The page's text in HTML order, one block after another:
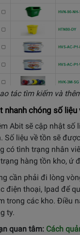
tác tìm kiếm và
nhanh chóng số
Abit sẽ cập nhật số
Số liệu về tồn sẽ
có tình trạng nhân
hàng tồn kho, ứ
cần phải đi lòng
điện thoại, Ipad để
trong các kho. Điều
ty.
quan tâm: Cách